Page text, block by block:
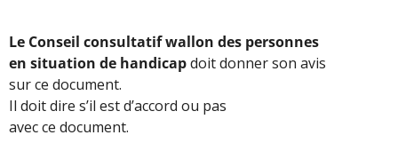
Le Conseil consultatif wallon des personnes
en situation de handicapdoit donner son avis
sur ce document.
Il doit dire s’il est d’accord ou pas
avec ce document.